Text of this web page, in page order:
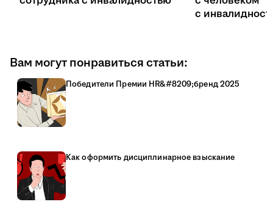
с
Вам могут понравиться статьи:
Победители Премии HR&#8209;бренд 2025
Как оформить дисциплинарное взыскание